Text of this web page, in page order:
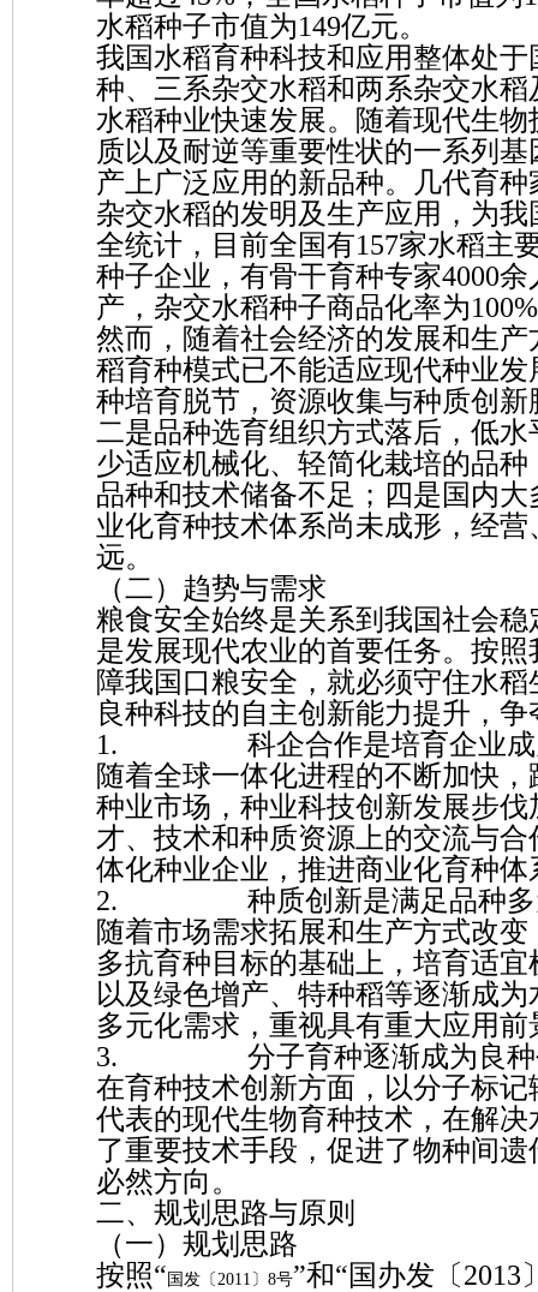
水稻种子市值为149亿元。
我国水稻育种科技和应用整体处
种、三系杂交水稻和两系杂交水
水稻种业快速发展。随着现代生
质以及耐逆等重要性状的一系列
产上广泛应用的新品种。几代育
杂交水稻的发明及生产应用，为
全统计，目前全国有157家水稻主
种子企业，有骨干育种专家4000
产，杂交水稻种子商品化率为
然而，随着社会经济的发展和生
稻育种模式已不能适应现代种业
种培育脱节，资源收集与种质创
二是品种选育组织方式落后，低
少适应机械化、轻简化栽培的品
品种和技术储备不足；四是国内
业化育种技术体系尚未成形，经
远。
（二）趋势与需求
粮食安全始终是关系到我国社会
是发展现代农业的首要任务。按
障我国口粮安全，就必须守住水
良种科技的自主创新能力提升，
1. 科企合作是培育企业成为
随着全球一体化进程的不断加快
种业市场，种业科技创新发展步
才、技术和种质资源上的交流与
体化种业企业，推进商业化育种
2. 种质创新是满足品种多元
随着市场需求拓展和生产方式改
多抗育种目标的基础上，培育适
以及绿色增产、特种稻等逐渐成
多元化需求，重视具有重大应用
3. 分子育种逐渐成为良种创
在育种技术创新方面，以分子标
代表的现代生物育种技术，在解
了重要技术手段，促进了物种间
必然方向。
二、规划思路与原则
（一）规划思路
按照“ 国发〔2011〕8号”和“国办发〔